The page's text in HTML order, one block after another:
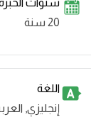
20 سنة
اللغة
إنجليزي,